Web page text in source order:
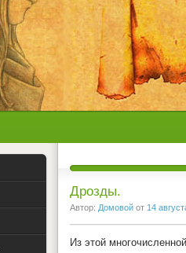
Дрозды.
Автор: Домовой от 14
Из этой